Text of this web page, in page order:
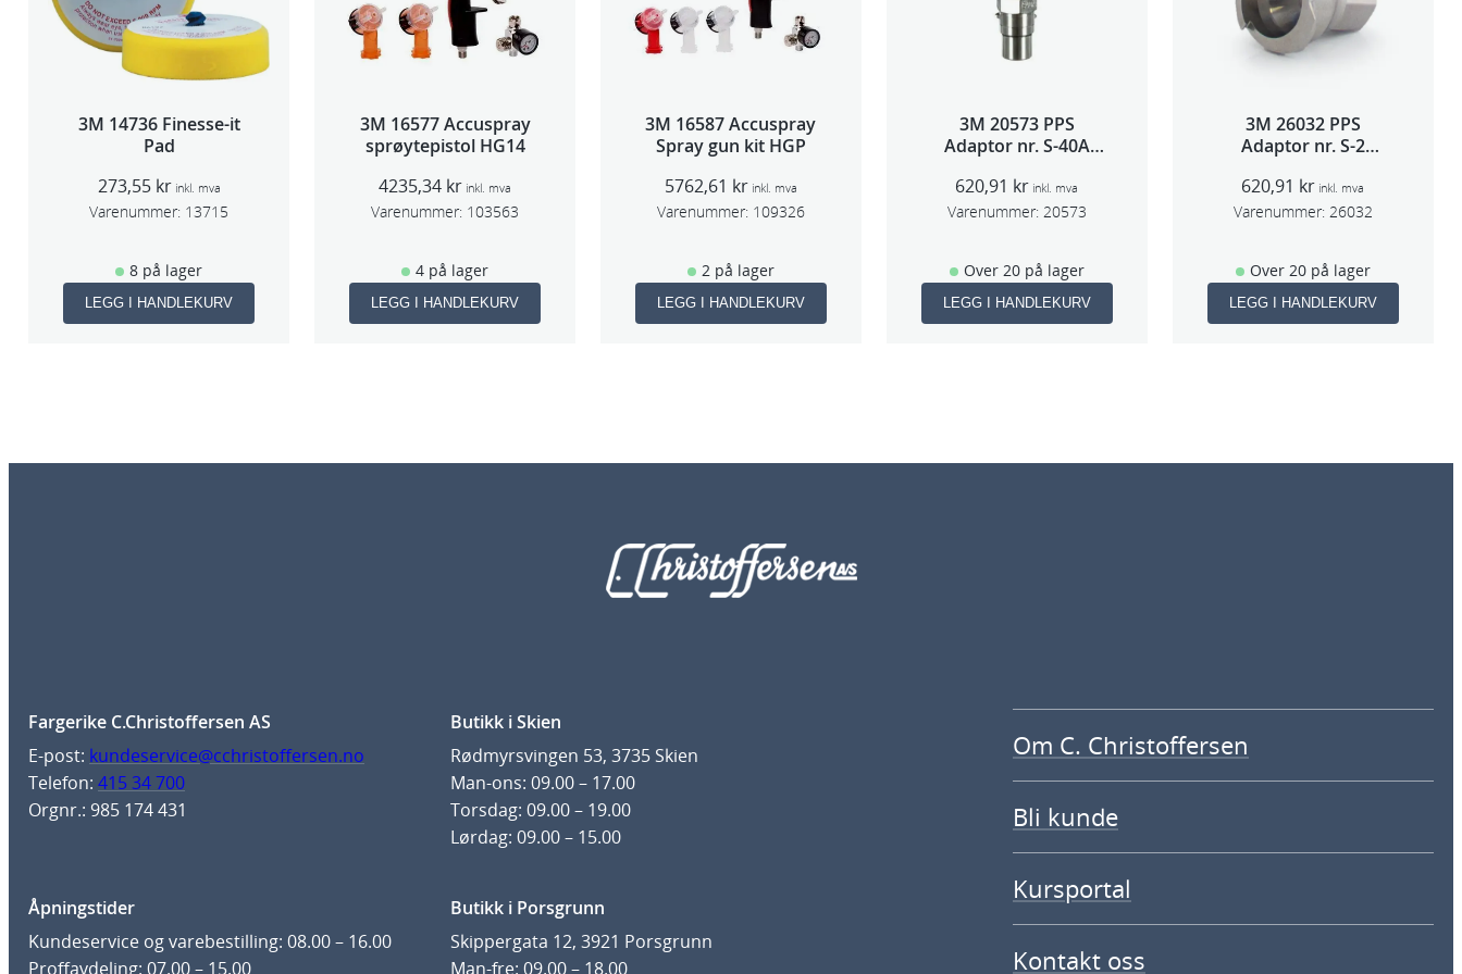
3M 14736 Finesse-it
Pad
273,55 kr inkl. mva
Varenummer: 13715
8 på lager
LEGG I HANDLEKURV
3M 16577 Accuspray
sprøytepistol HG14
4235,34 kr inkl. mva
Varenummer: 103563
4 på lager
LEGG I HANDLEKURV
3M 16587 Accuspray
Spray gun kit HGP
5762,61 kr inkl. mva
Varenummer: 109326
2 på lager
LEGG I HANDLEKURV
3M 20573 PPS
Adaptor nr. S-40A
620,91 kr inkl. mva
Varenummer: 20573
Over 20 på lager
LEGG I HANDLEKURV
3M 26032 PPS
Adaptor nr. S-2
SPG500)
620,91 kr inkl. mva
Varenummer: 26032
Over 20 på lager
LEGG I HANDLEKURV
Fargerike C.Christoffersen AS
E-post: kundeservice@cchristoffersen.no
Telefon: 415 34 700
Orgnr.: 985 174 431
Butikk i Skien
Rødmyrsvingen 53, 3735 Skien
Man-ons: 09.00 – 17.00
Torsdag: 09.00 – 19.00
Lørdag: 09.00 – 15.00
Åpningstider
Kundeservice og varebestilling: 08.00 – 16.00
Proffavdeling: 07.00 – 15.00
Butikk i Porsgrunn
Skippergata 12, 3921 Porsgrunn
Man-fre: 09.00 – 18.00
Om C. Christoffersen
Bli kunde
Kursportal
Kontakt oss